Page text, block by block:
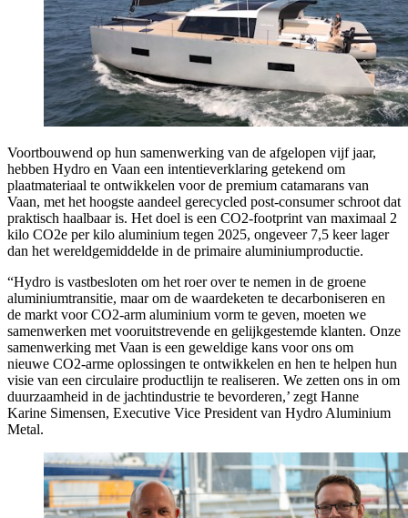
Voortbouwend op hun samenwerking van de afgelopen vijf jaar,
hebben Hydro en Vaan een intentieverklaring getekend om
plaatmateriaal te ontwikkelen voor de premium catamarans van
Vaan, met het hoogste aandeel gerecycled post-consumer schroot dat
praktisch haalbaar is. Het doel is een CO2-footprint van maximaal 2
kilo CO2e per kilo aluminium tegen 2025, ongeveer 7,5 keer lager
dan het wereldgemiddelde in de primaire aluminiumproductie.
“Hydro is vastbesloten om het roer over te nemen in de groene
aluminiumtransitie, maar om de waardeketen te decarboniseren en
de markt voor CO2-arm aluminium vorm te geven, moeten we
samenwerken met vooruitstrevende en gelijkgestemde klanten. Onze
samenwerking met Vaan is een geweldige kans voor ons om
nieuwe CO2-arme oplossingen te ontwikkelen en hen te helpen hun
visie van een circulaire productlijn te realiseren. We zetten ons in om
duurzaamheid in de jachtindustrie te bevorderen,’ zegt Hanne
Karine Simensen, Executive Vice President van Hydro Aluminium
Metal.